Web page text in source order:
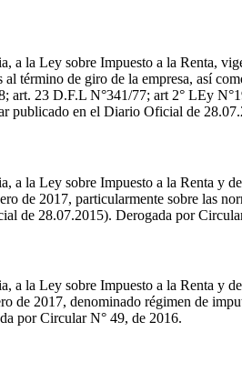
la Ley sobre Impuesto a la Renta,
término de giro de la empresa, así
23 D.F.L N°341/77; art 2° LEy
publicado en el Diario Oficial de
la Ley sobre Impuesto a la Renta y
de 2017, particularmente sobre las
de 28.07.2015). Derogada por
la Ley sobre Impuesto a la Renta y
de 2017, denominado régimen de
por Circular N° 49, de 2016.